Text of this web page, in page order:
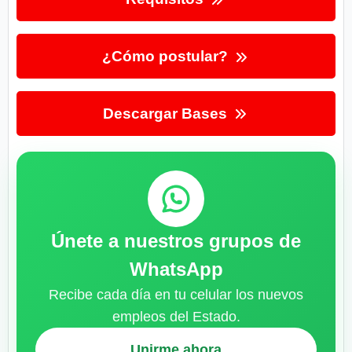
¿Cómo postular?
Descargar Bases
Únete a nuestros grupos de
WhatsApp
Recibe cada día en tu celular los nuevos
empleos del Estado.